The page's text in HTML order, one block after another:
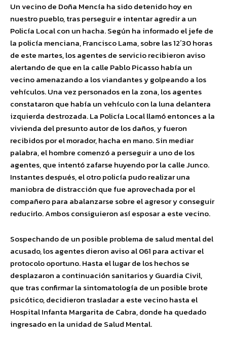
Un vecino de Doña Mencía ha sido detenido hoy en
nuestro pueblo, tras perseguir e intentar agredir a un
Policía Local con un hacha. Según ha informado el jefe de
la policía menciana, Francisco Lama, sobre las 12´30 horas
de este martes, los agentes de servicio recibieron aviso
alertando de que en la calle Pablo Picasso había un
vecino amenazando a los viandantes y golpeando a los
vehículos. Una vez personados en la zona, los agentes
constataron que había un vehículo con la luna delantera
izquierda destrozada. La Policía Local llamó entonces a la
vivienda del presunto autor de los daños, y fueron
recibidos por el morador, hacha en mano. Sin mediar
palabra, el hombre comenzó a perseguir a uno de los
agentes, que intentó zafarse huyendo por la calle Junco.
Instantes después, el otro policía pudo realizar una
maniobra de distracción que fue aprovechada por el
compañero para abalanzarse sobre el agresor y conseguir
reducirlo. Ambos consiguieron así esposar a este vecino.
Sospechando de un posible problema de salud mental del
acusado, los agentes dieron aviso al 061 para activar el
protocolo oportuno. Hasta el lugar de los hechos se
desplazaron a continuación sanitarios y Guardia Civil,
que tras confirmar la sintomatología de un posible brote
psicótico, decidieron trasladar a este vecino hasta el
Hospital Infanta Margarita de Cabra, donde ha quedado
ingresado en la unidad de Salud Mental.